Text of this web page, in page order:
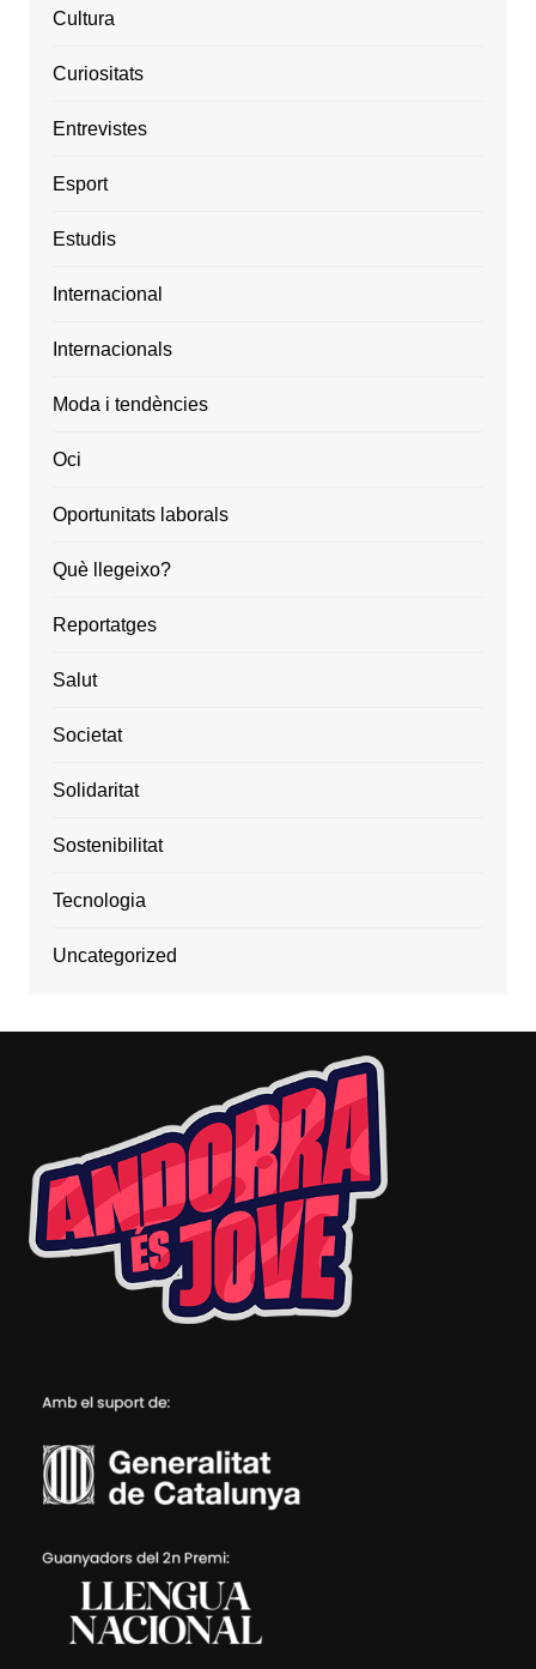
Cultura
Curiositats
Entrevistes
Esport
Estudis
Internacional
Internacionals
Moda i tendències
Oci
Oportunitats laborals
Què llegeixo?
Reportatges
Salut
Societat
Solidaritat
Sostenibilitat
Tecnologia
Uncategorized